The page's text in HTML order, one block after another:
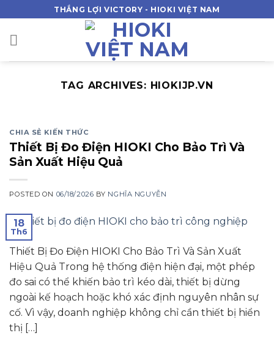
to
content
THẮNG LỢI VICTORY - HIOKI VIỆT NAM
TAG ARCHIVES: HIOKIJP.VN
CHIA SẺ KIẾN THỨC
Thiết Bị Đo Điện HIOKI Cho Bảo Trì Và
Sản Xuất Hiệu Quả
POSTED ON 06/18/2026 BY NGHĨA NGUYỄN
18
Th6
Thiết Bị Đo Điện HIOKI Cho Bảo Trì Và Sản Xuất
Hiệu Quả Trong hệ thống điện hiện đại, một phép
đo sai có thể khiến bảo trì kéo dài, thiết bị dừng
ngoài kế hoạch hoặc khó xác định nguyên nhân sự
cố. Vì vậy, doanh nghiệp không chỉ cần thiết bị hiển
thị […]